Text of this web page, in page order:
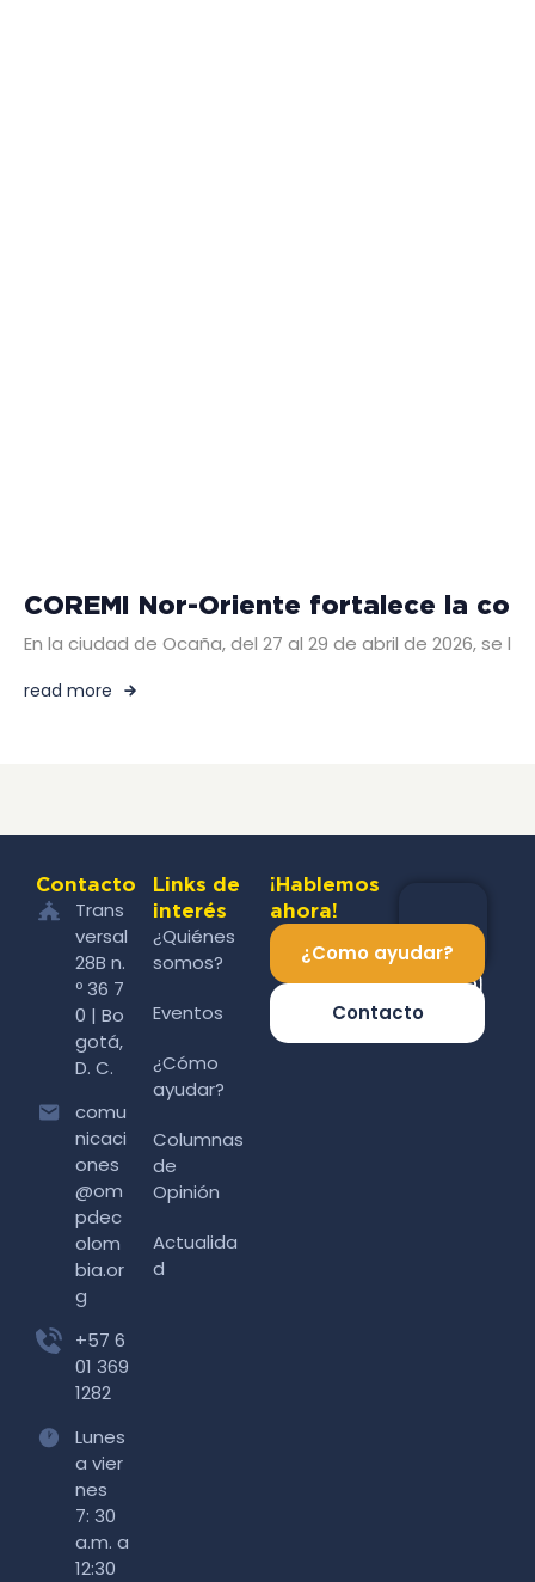
COREMI Nor-Oriente fortalece la
En la ciudad de Ocaña, del 27 al 29 de abril de 2026, se
read more
Contacto
Trans
versal
28B n.
º 36 7
0 | Bo
gotá,
D. C.
comu
nicaci
ones
@om
pdec
olom
bia.or
g
+57 6
01 369
1282
Lunes
a vier
nes
7: 30
a.m. a
12:30
Links de
interés
¿Quiénes
somos?
Eventos
¿Cómo
ayudar?
Columnas
de
Opinión
Actualida
d
¡Hablemos
ahora!
¿Como ayudar?
Contacto